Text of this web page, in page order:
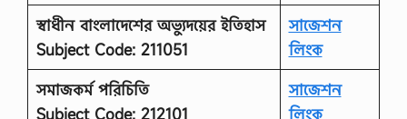
স্বাধীন বাংলাদেশের অভ্যুদয়ের ইতিহাস
Subject Code: 211051
সাজেশন
লিংক
সমাজকর্ম পরিচিতি
Subject Code: 212101
সাজেশন
লিংক